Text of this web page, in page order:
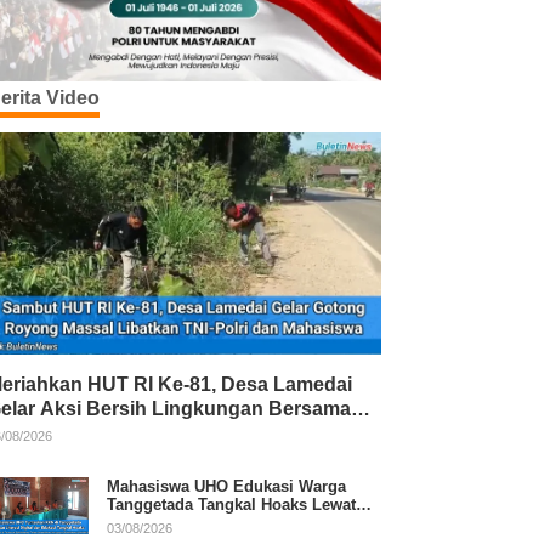
Video
HUT RI Ke-81, Desa Lamedai
Aksi Bersih Lingkungan Bersama
Polri
08/2026
Mahasiswa UHO Edukasi Warga
Tanggetada Tangkal Hoaks Lewat
Program Literasi
03/08/2026